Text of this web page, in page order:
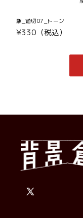
駅_踏切07_トーン
通
¥330（税込）
X